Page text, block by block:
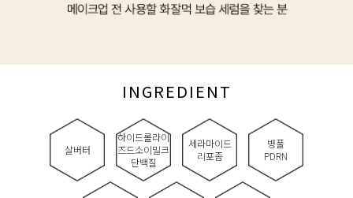
INGREDIENT
살버터
하이드롤라이
즈드소이밀크
단백질
세라마이드
리포좀
병풀
PDRN